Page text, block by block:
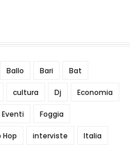
Ballo Bari Bat
cultura Dj Economia
Eventi Foggia
Hop interviste Italia